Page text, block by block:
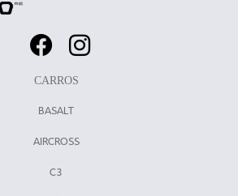
CARROS
BASALT
AIRCROSS
C3